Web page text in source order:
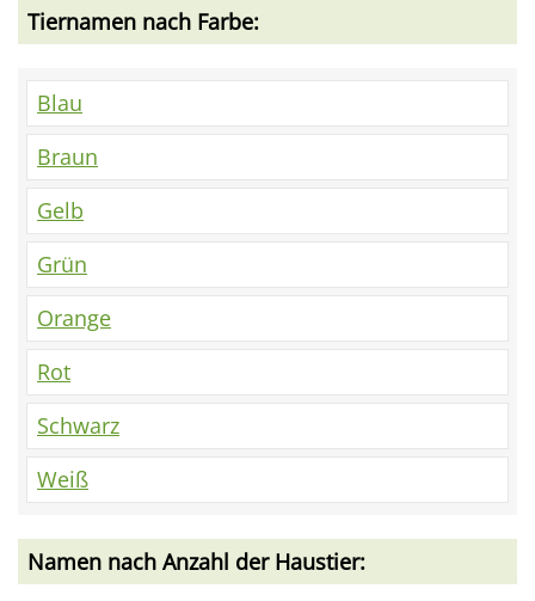
Tiernamen nach Farbe:
Blau
Braun
Gelb
Grün
Orange
Rot
Schwarz
Weiß
Namen nach Anzahl der Haustier: